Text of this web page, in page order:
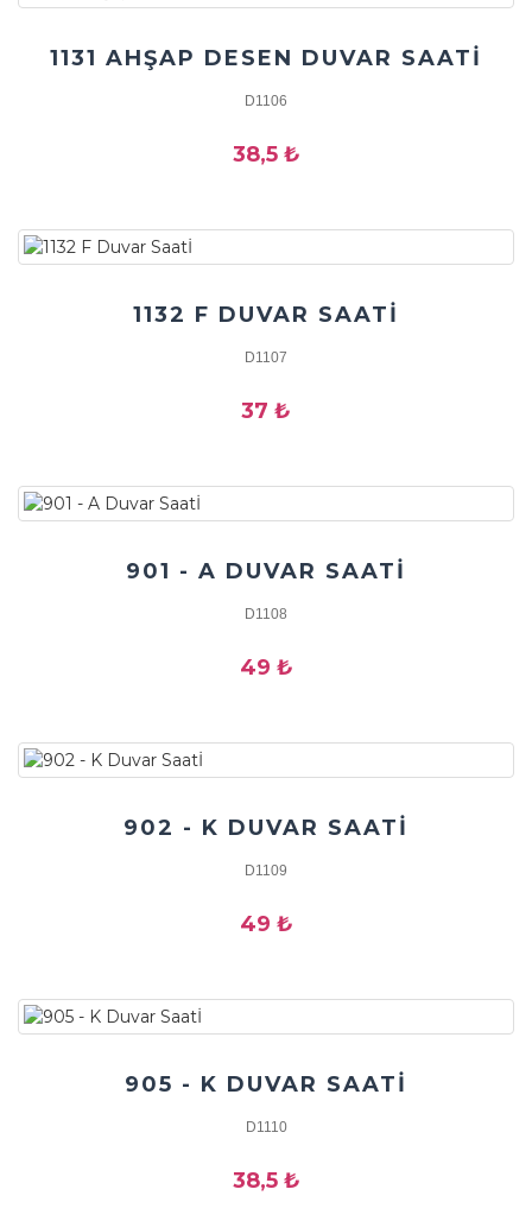
1131 AHŞAP DESEN DUVAR SAATİ
D1106
38,5 ₺
1132 F DUVAR SAATİ
D1107
37 ₺
901 - A DUVAR SAATİ
D1108
49 ₺
902 - K DUVAR SAATİ
D1109
49 ₺
905 - K DUVAR SAATİ
D1110
38,5 ₺